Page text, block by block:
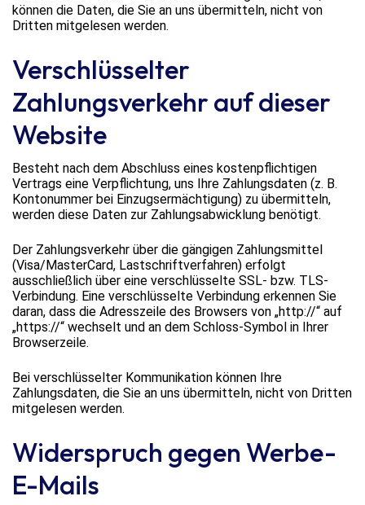
können die Daten, die Sie an uns übermitteln, nicht von
Dritten mitgelesen werden.
Verschlüsselter
Zahlungsverkehr auf dieser
Website
Besteht nach dem Abschluss eines kostenpflichtigen
Vertrags eine Verpflichtung, uns Ihre Zahlungsdaten (z. B.
Kontonummer bei Einzugsermächtigung) zu übermitteln,
werden diese Daten zur Zahlungsabwicklung benötigt.
Der Zahlungsverkehr über die gängigen Zahlungsmittel
(Visa/MasterCard, Lastschriftverfahren) erfolgt
ausschließlich über eine verschlüsselte SSL- bzw. TLS-
Verbindung. Eine verschlüsselte Verbindung erkennen Sie
daran, dass die Adresszeile des Browsers von „http://“ auf
„https://“ wechselt und an dem Schloss-Symbol in Ihrer
Browserzeile.
Bei verschlüsselter Kommunikation können Ihre
Zahlungsdaten, die Sie an uns übermitteln, nicht von Dritten
mitgelesen werden.
Widerspruch gegen Werbe-
E-Mails